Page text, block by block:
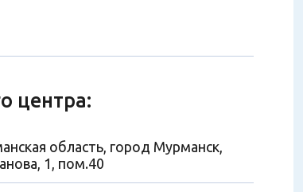
центра:
область, город Мурманск,
1, пом.40